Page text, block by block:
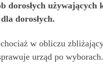
dorosłych
dorosłych.
w obliczu
urząd po wyborach.